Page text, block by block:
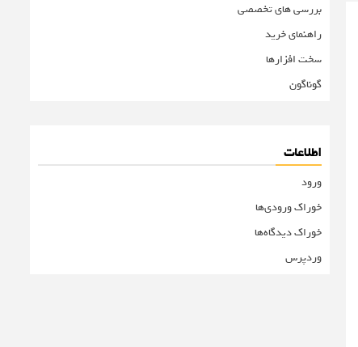
بررسی های تخصصی
راهنمای خرید
سخت افزارها
گوناگون
اطلاعات
ورود
خوراک ورودی‌ها
خوراک دیدگاه‌ها
وردپرس